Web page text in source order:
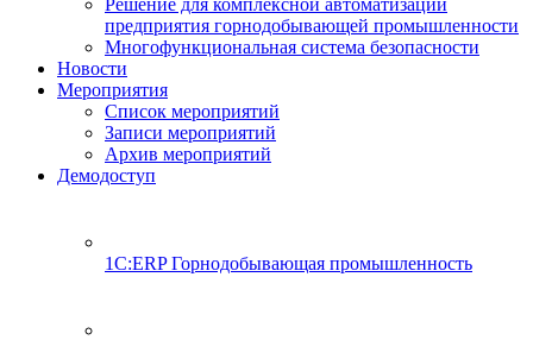
Решение для комплексной автоматизации
предприятия горнодобывающей промышленности
Многофункциональная система безопасности
Новости
Мероприятия
Список мероприятий
Записи мероприятий
Архив мероприятий
Демодоступ
1С:ERP Горнодобывающая промышленность